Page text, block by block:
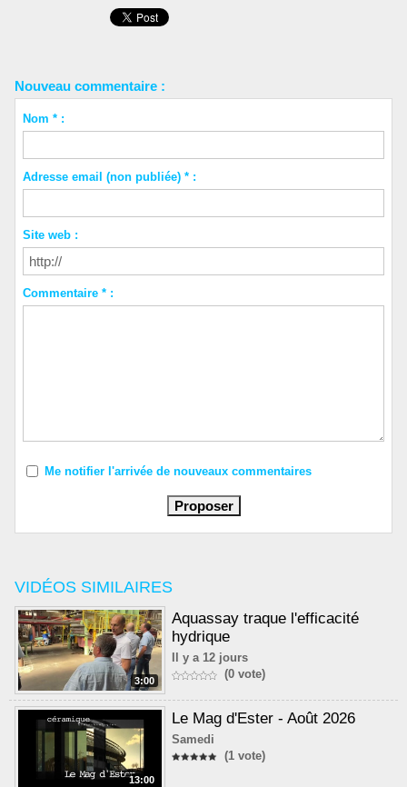
VIDÉOS SIMILAIRES
3:00
Aquassay traque l'efficacité
hydrique
Il y a 12 jours
(0 vote)
13:00
Le Mag d'Ester - Août 2026
Samedi
(1 vote)
Nouveau commentaire :
Nom * :
Adresse email (non publiée) * :
Site web :
Commentaire * :
Me notifier l'arrivée de nouveaux commentaires